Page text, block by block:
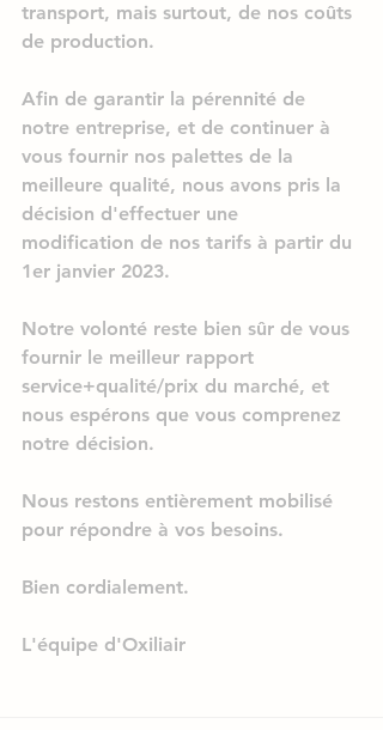
transport, mais surtout, de nos coûts
de production.
Afin de garantir la pérennité de
notre entreprise, et de continuer à
vous fournir nos palettes de la
meilleure qualité, nous avons pris la
décision d'effectuer une
modification de nos tarifs à partir du
1er janvier 2023.
Notre volonté reste bien sûr de vous
fournir le meilleur rapport
service+qualité/prix du marché, et
nous espérons que vous comprenez
notre décision.
Nous restons entièrement mobilisé
pour répondre à vos besoins.
Bien cordialement.
L'équipe d'Oxiliair